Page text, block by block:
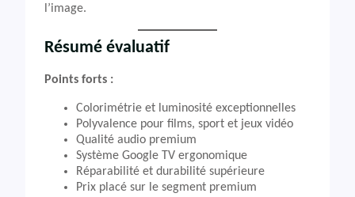
l’image.
Résumé évaluatif
Points forts :
Colorimétrie et luminosité exceptionnelles
Polyvalence pour films, sport et jeux vidéo
Qualité audio premium
Système Google TV ergonomique
Réparabilité et durabilité supérieure
Prix placé sur le segment premium